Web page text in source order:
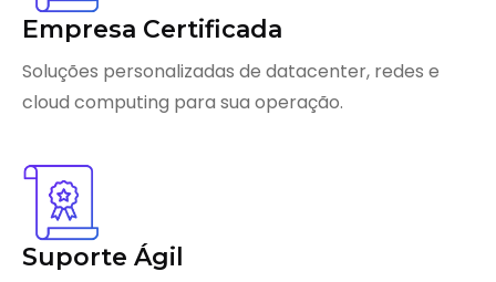
Empresa Certificada
Soluções personalizadas de datacenter, redes e
cloud computing para sua operação.
Suporte Ágil